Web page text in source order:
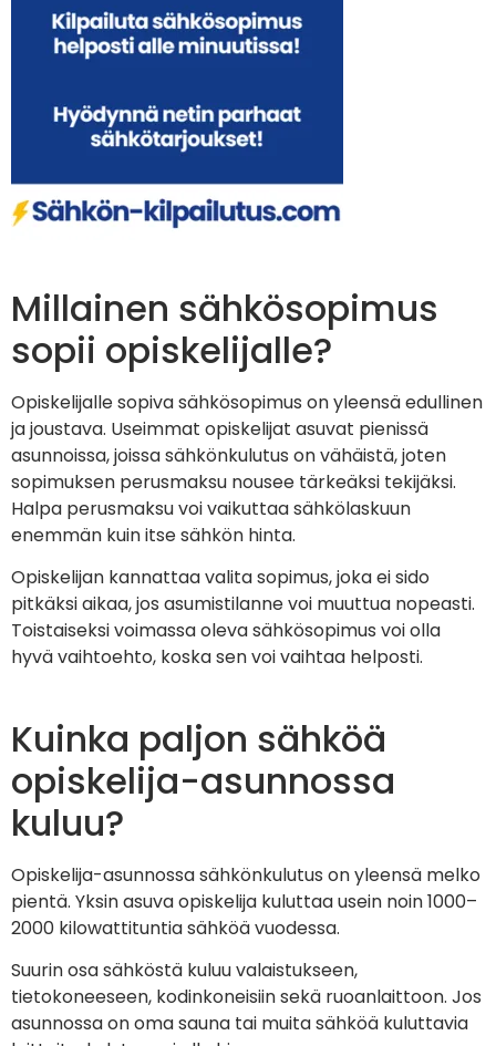
Millainen sähkösopimus
sopii opiskelijalle?
Opiskelijalle sopiva sähkösopimus on yleensä edullinen
ja joustava. Useimmat opiskelijat asuvat pienissä
asunnoissa, joissa sähkönkulutus on vähäistä, joten
sopimuksen perusmaksu nousee tärkeäksi tekijäksi.
Halpa perusmaksu voi vaikuttaa sähkölaskuun
enemmän kuin itse sähkön hinta.
Opiskelijan kannattaa valita sopimus, joka ei sido
pitkäksi aikaa, jos asumistilanne voi muuttua nopeasti.
Toistaiseksi voimassa oleva sähkösopimus voi olla
hyvä vaihtoehto, koska sen voi vaihtaa helposti.
Kuinka paljon sähköä
opiskelija-asunnossa
kuluu?
Opiskelija-asunnossa sähkönkulutus on yleensä melko
pientä. Yksin asuva opiskelija kuluttaa usein noin 1000–
2000 kilowattituntia sähköä vuodessa.
Suurin osa sähköstä kuluu valaistukseen,
tietokoneeseen, kodinkoneisiin sekä ruoanlaittoon. Jos
asunnossa on oma sauna tai muita sähköä kuluttavia